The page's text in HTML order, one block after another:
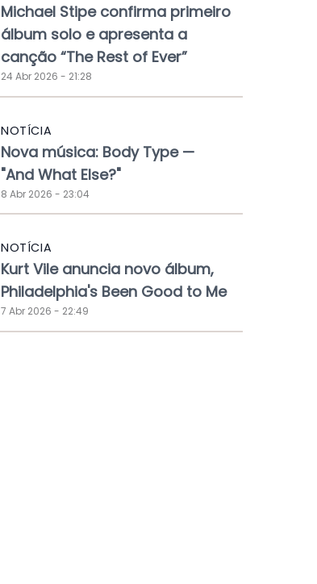
Michael Stipe confirma primeiro
álbum solo e apresenta a
canção “The Rest of Ever”
24 Abr 2026 - 21:28
NOTÍCIA
Nova música: Body Type —
"And What Else?"
8 Abr 2026 - 23:04
NOTÍCIA
Kurt Vile anuncia novo álbum,
Philadelphia's Been Good to Me
7 Abr 2026 - 22:49